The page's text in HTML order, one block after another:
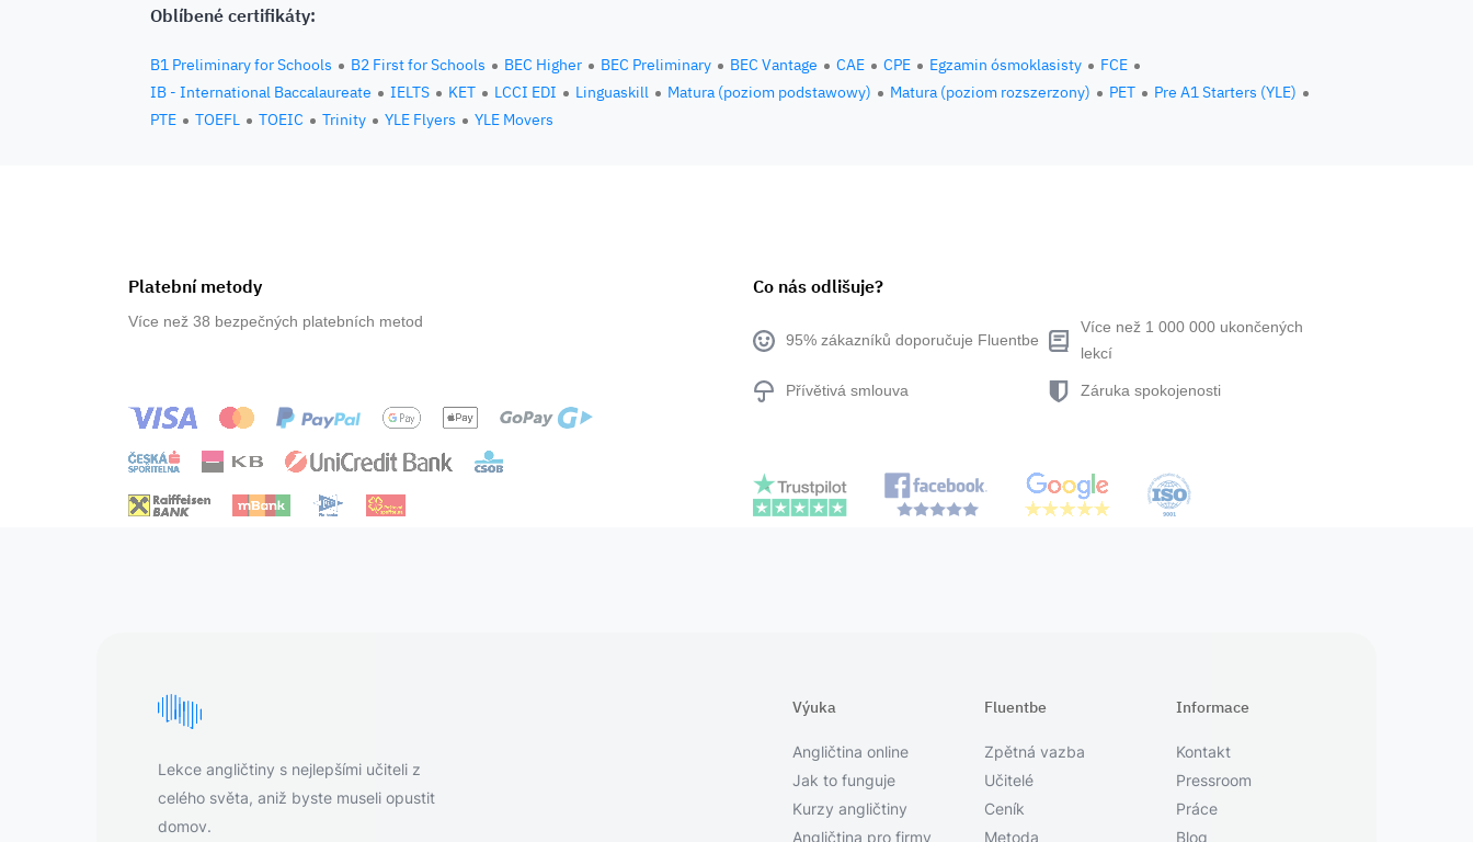
Oblíbené certifikáty:
B1 Preliminary for Schools B2 First for Schools BEC Higher BEC Preliminary BEC Vantage CAE CPE Egzamin ósmoklasisty
FCE
IB - International Baccalaureate
IELTS KET LCCI EDI Linguaskill Matura (poziom podstawowy) Matura (poziom rozszerzony) PET
Pre A1 Starters (YLE)
PTE
TOEFL TOEIC Trinity YLE Flyers YLE Movers
Platební metody
Více než 38 bezpečných platebních metod
Co nás odlišuje?
95% zákazníků doporučuje Fluentbe
Více než 1 000 000 ukončených
lekcí
Přívětivá smlouva Záruka spokojenosti
Lekce angličtiny s nejlepšími učiteli z
celého světa, aniž byste museli opustit
domov.
Výuka
Angličtina online
Jak to funguje
Kurzy angličtiny
Angličtina pro firmy
Fluentbe
Zpětná vazba
Učitelé
Ceník
Metoda
Informace
Kontakt
Pressroom
Práce
Blog